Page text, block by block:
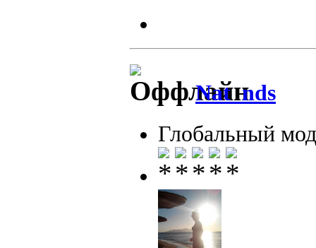
Nat_nds
Глобальный